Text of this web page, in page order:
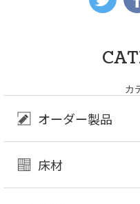
カ
オーダー製品
床材